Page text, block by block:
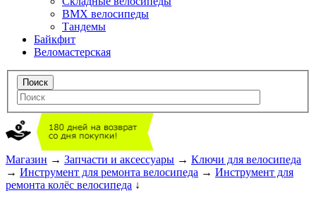
BMX велосипеды
Тандемы
Байкфит
Веломастерская
Магазин → Запчасти и аксессуары → Ключи для велосипеда
→ Инструмент для ремонта велосипеда → Инструмент для
ремонта колёс велосипеда ↓